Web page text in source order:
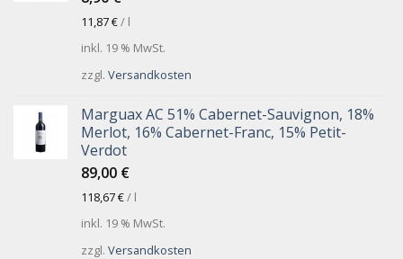
11,87€/ l
inkl. 19 % MwSt.
zzgl. Versandkosten
Marguax AC 51% Cabernet-Sauvignon, 18%
Merlot, 16% Cabernet-Franc, 15% Petit-
Verdot
89,00 €
118,67€/ l
inkl. 19 % MwSt.
zzgl. Versandkosten